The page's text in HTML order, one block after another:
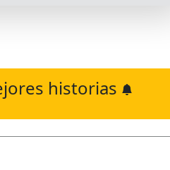
historias